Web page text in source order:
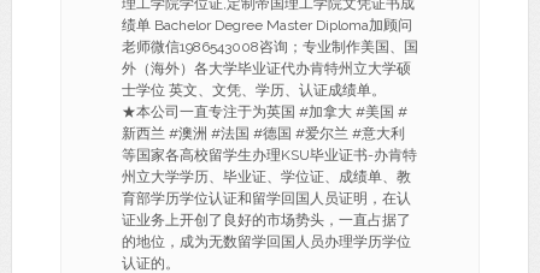
理工学院学位证,定制帝国理工学院文凭证书成
绩单 Bachelor Degree Master Diploma加顾问
老师微信1986543008咨询；专业制作美国、国
外（海外）各大学毕业证代办肯特州立大学硕
士学位 英文、文凭、学历、认证成绩单。
★本公司一直专注于为英国 #加拿大 #美国 #
新西兰 #澳洲 #法国 #德国 #爱尔兰 #意大利
等国家各高校留学生办理KSU毕业证书-办肯特
州立大学学历、毕业证、学位证、成绩单、教
育部学历学位认证和留学回国人员证明，在认
证业务上开创了良好的市场势头，一直占据了
的地位，成为无数留学回国人员办理学历学位
认证的。